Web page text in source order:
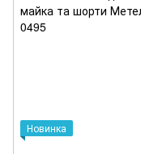
Новинка